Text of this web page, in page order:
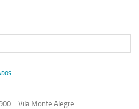
– Vila Monte Alegre